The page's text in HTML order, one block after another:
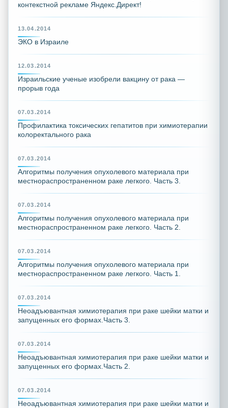
контекстной рекламе Яндекс.Директ!
13.04.2014
ЭКО в Израиле
12.03.2014
Израильские ученые изобрели вакцину от рака —
прорыв года
07.03.2014
Профилактика токсических гепатитов при химиотерапии
колоректального рака
07.03.2014
Алгоритмы получения опухолевого материала при
местнораспространенном раке легкого. Часть 3.
07.03.2014
Алгоритмы получения опухолевого материала при
местнораспространенном раке легкого. Часть 2.
07.03.2014
Алгоритмы получения опухолевого материала при
местнораспространенном раке легкого. Часть 1.
07.03.2014
Неоадъювантная химиотерапия при раке шейки матки и
запущенных его формах.Часть 3.
07.03.2014
Неоадъювантная химиотерапия при раке шейки матки и
запущенных его формах.Часть 2.
07.03.2014
Неоадъювантная химиотерапия при раке шейки матки и